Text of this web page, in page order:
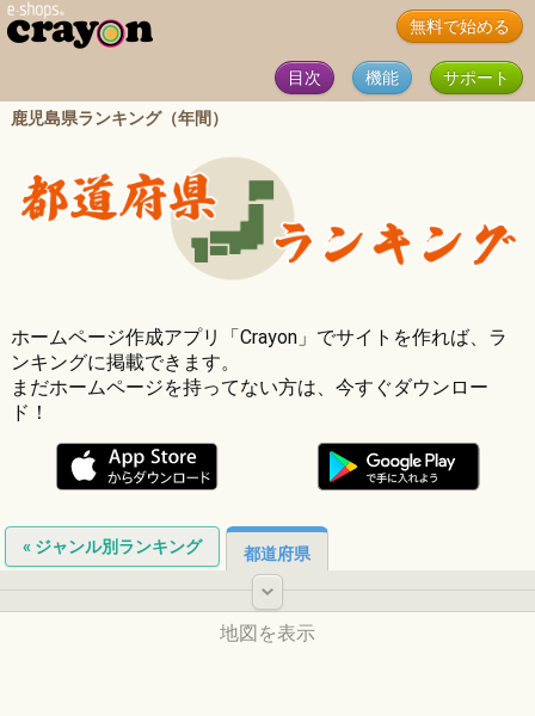
無料で始める
目次 機能
サポート
鹿児島県ランキング（年間）
ホームページ作成アプリ「Crayon」でサイトを作れば、ラ
ンキングに掲載できます。
まだホームページを持ってない方は、今すぐダウンロー
ド！
« ジャンル別ランキング 都道府県
-
地図を表示